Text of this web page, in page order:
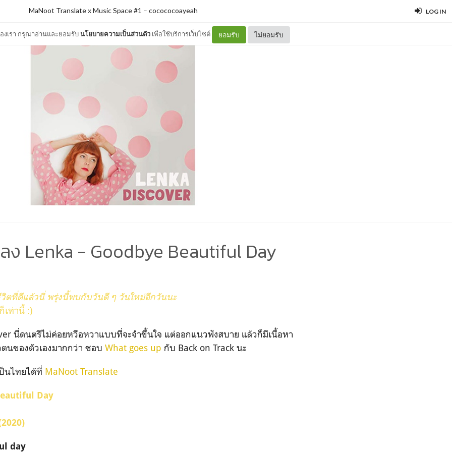
LOG IN
งเรา กรุณาอ่านและยอมรับนโยบายความเป็นส่วนตัว เพื่อใช้บริการเว็บไซต์ ยอมรับ ไม่ยอมรับ
MaNoot Translate x Music Space #1 – cocococoayeah
ง Lenka - Goodbye Beautiful Day
วิตที่ดีแล้วนี่ พรุ่งนี้พบกับวันดี ๆ วันใหม่อีกวันนะ
เท่านี้ :)
นี่ดนตรีไม่ค่อยหวือหวาแบบที่จะจำขึ้นใจ แต่ออกแนวฟังสบาย แล้วก็มีเนื้อหา
นของตัวเองมากกว่า ชอบ What goes up กับ Back on Track นะ
นไทยได้ที่ MaNoot Translate
Day
day